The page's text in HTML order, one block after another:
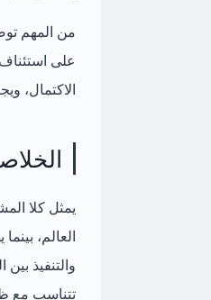
على
الاكتمال،
يمثل كلا
العالم،
والتنفيذ
تتناسب مع